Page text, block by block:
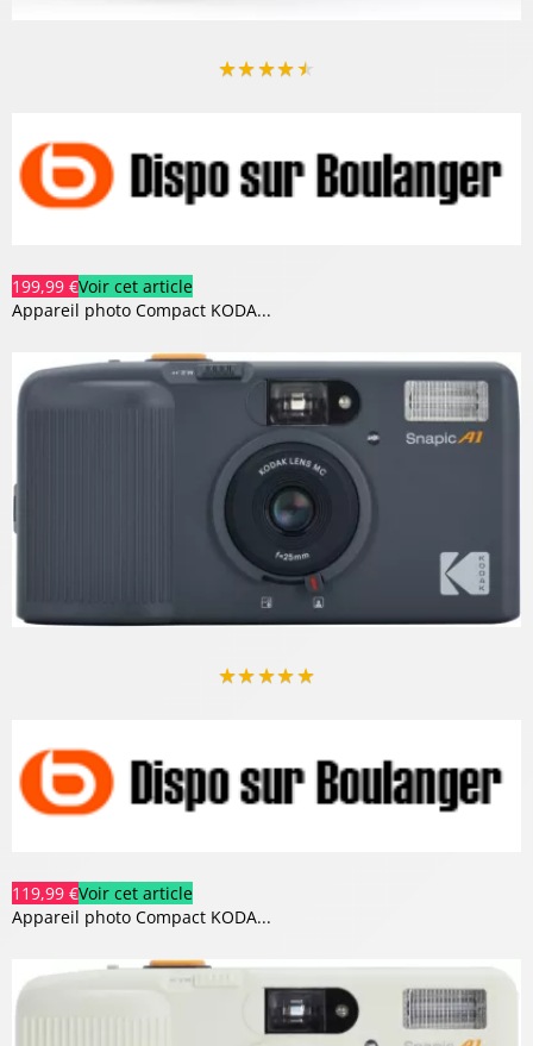
★★★★★
199,99 €Voir cet article
Appareil photo Compact KODA...
★★★★★
119,99 €Voir cet article
Appareil photo Compact KODA...